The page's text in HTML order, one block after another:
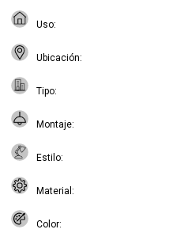
Uso
Ubicación
Tipo
Montaje
Estilo
Material
Color